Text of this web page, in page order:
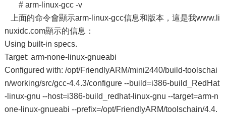
# arm-linux-gcc -v
上面的命令會顯示arm-linux-gcc信息和版本，這是我www.li
nuxidc.com顯示的信息：
Using built-in specs.
Target: arm-none-linux-gnueabi
Configured with: /opt/FriendlyARM/mini2440/build-toolschai
n/working/src/gcc-4.4.3/configure --build=i386-build_RedHat
-linux-gnu --host=i386-build_redhat-linux-gnu --target=arm-n
one-linux-gnueabi --prefix=/opt/FriendlyARM/toolschain/4.4.